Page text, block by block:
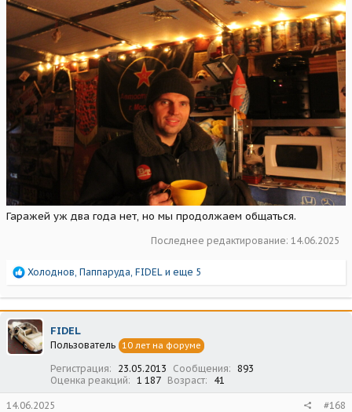
Гаражей уж два года нет, но мы продолжаем общаться.
Последнее редактирование: 14.06.2025
Р
а
к
ц
и
и
Холоднов Паппаруда FIDEL и еще 5
FIDEL
Пользователь 10 лет на форуме
Регистрация 23.05.2013 Сообщения
893
Оценка реакций
1 187 Возраст 41
14.06.2025 #168